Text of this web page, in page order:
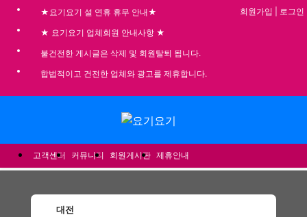
★요기요기 설 연휴 휴무 안내★
★ 요기요기 업체회원 안내사항 ★
불건전한 게시글은 삭제 및 회원탈퇴 됩니다.
합법적이고 건전한 업체와 광고를 제휴합니다.
회원가입 로그인
고객센터 커뮤니티 회원게시판 제휴안내
대전